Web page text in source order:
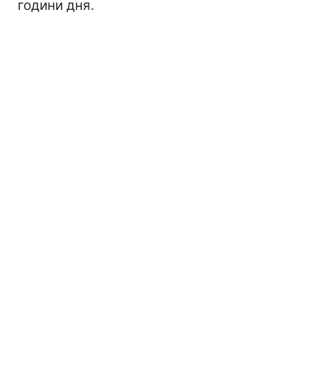
години дня.